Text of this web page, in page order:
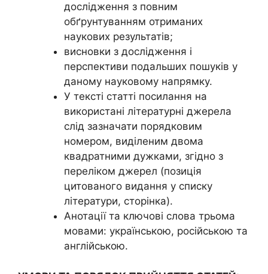
дослідження з повним
обґрунтуванням отриманих
наукових результатів;
висновки з дослідження і
перспективи подальших пошуків у
даному науковому напрямку.
У тексті статті посилання на
використані літературні джерела
слід зазначати порядковим
номером, виділеним двома
квадратними дужками, згідно з
переліком джерел (позиція
цитованого видання у списку
літератури, сторінка).
Анотації та ключові слова трьома
мовами: українською, російською та
англійською.